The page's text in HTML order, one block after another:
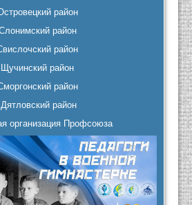
район
район
район
Щучинский район
район
Дятловский район
организация Профсоюза